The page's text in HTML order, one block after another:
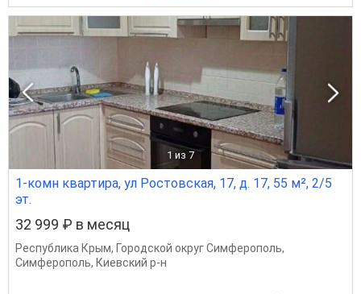
1 из 7
1-комн квартира, ул Ростовская, 17, д. 17, 55 м², 2/5
эт.
32 999 ₽ в месяц
Республика Крым, Городской округ Симферополь,
Симферополь, Киевский р-н